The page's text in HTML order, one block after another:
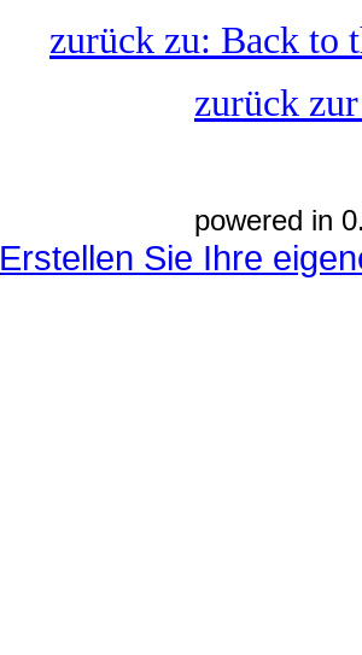
zurück zu: Back to
zurück
powered in
Erstellen Sie Ihre